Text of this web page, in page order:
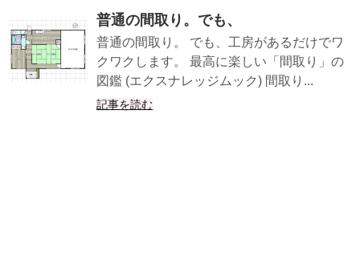
普通の間取り。でも、
普通の間取り。 でも、工房があるだけでワ
クワクします。 最高に楽しい「間取り」の
図鑑 (エクスナレッジムック) 間取り...
記事を読む